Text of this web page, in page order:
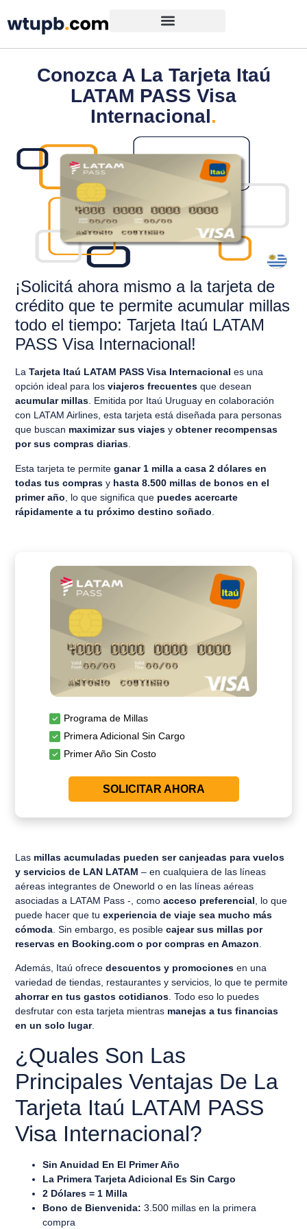
Conozca A La Tarjeta Itaú
LATAM PASS Visa
Internacional.
¡Solicitá ahora mismo a la tarjeta de
crédito que te permite acumular millas
todo el tiempo: Tarjeta Itaú LATAM
PASS Visa Internacional!
LaTarjeta Itaú LATAM PASS Visa Internacional es una
opción ideal para losviajeros frecuentes que desean
acumular millas. Emitida por Itaú Uruguay en colaboración
con LATAM Airlines, esta tarjeta está diseñada para personas
que buscan maximizar sus viajes yobtener recompensas
por sus compras diarias.
Esta tarjeta te permiteganar 1 milla a casa 2 dólares en
todas tus compras y hasta 8.500 millas de bonos en el
primer año , lo que significa que puedes acercarte
rápidamente a tu próximo destino soñado
Programa de Millas
Primera Adicional Sin Cargo
Primer Año Sin Costo
SOLICITAR AHORA
Las millas acumuladas pueden ser canjeadas para vuelos
y servicios de LAN LATAM – en cualquiera de las líneas
aéreas integrantes de Oneworld o en las líneas aéreas
asociadas a LATAM Pass -, comoacceso preferencial , lo que
puede hacer que tuexperiencia de viaje sea mucho más
cómoda . Sin embargo, es posiblecajear sus millas por
reservas en Booking.com o por compras en Amazon
Además, Itaú ofrecedescuentos y promociones en una
variedad de tiendas, restaurantes y servicios, lo que te permite
ahorrar en tus gastos cotidianos . Todo eso lo puedes
desfrutar con esta tarjeta mientras manejas a tus financias
en un solo lugar.
¿Quales Son Las
Principales Ventajas De La
Tarjeta Itaú LATAM PASS
Visa Internacional?
Sin Anuidad En El Primer Año
La Primera Tarjeta Adicional Es Sin Cargo
2 Dólares = 1 Milla
Bono de Bienvenida: 3.500 millas en la primera
compra